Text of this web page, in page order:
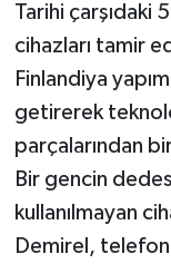
Tarihi çarşıdaki
cihazları tamir
Finlandiya
getirerek
parçalarından
Bir gencin
kullanılmayan
Demirel,